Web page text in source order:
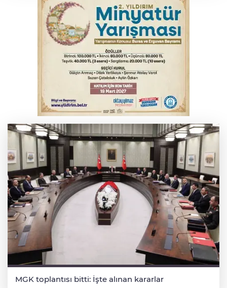
Bursa'da alkollü sürücü mahalleyi savaş
alanına çevirdi
Serbest piyasada altın fiyatları...
Serbest piyasada döviz fiyatları
MGK toplantısı bitti: İşte alınan kararlar